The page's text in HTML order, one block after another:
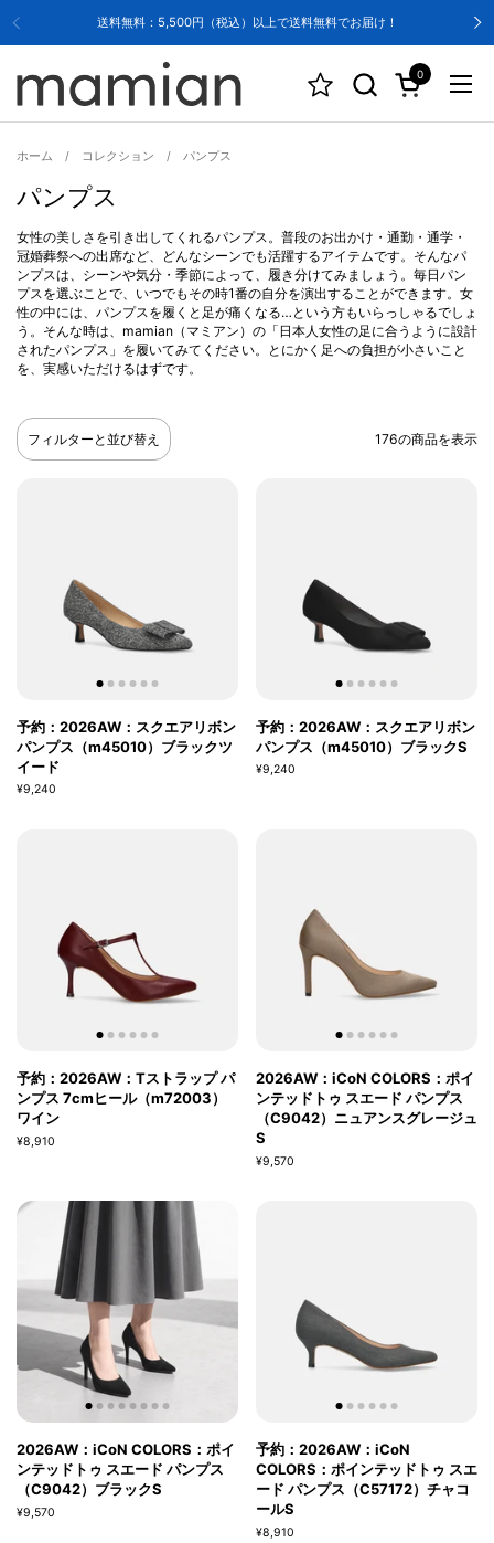
送料無料：5,500円（税込）以上で送料無料でお届け！
カートを開く
0
メニ
ホーム / コレクション / パンプス
パンプス
女性の美しさを引き出してくれるパンプス。普段のお出かけ・通勤・通学・
冠婚葬祭への出席など、どんなシーンでも活躍するアイテムです。そんなパ
ンプスは、シーンや気分・季節によって、履き分けてみましょう。毎日パン
プスを選ぶことで、いつでもその時1番の自分を演出することができます。女
性の中には、パンプスを履くと足が痛くなる…という方もいらっしゃるでしょ
う。そんな時は、mamian（マミアン）の「日本人女性の足に合うように設計
されたパンプス」を履いてみてください。とにかく足への負担が小さいこと
を、実感いただけるはずです。
フィルターと並び替え 176の商品を表示
予約：2026AW：スクエアリボン
パンプス（m45010）ブラックツ
イード
¥9,240
予約：2026AW：スクエアリボン
パンプス（m45010）ブラックS
¥9,240
予約：2026AW：Tストラップ パ
ンプス 7cmヒール（m72003）
ワイン
¥8,910
2026AW：iCoN COLORS：ポイ
ンテッドトゥ スエード パンプス
（C9042）ニュアンスグレージュ
S
¥9,570
2026AW：iCoN COLORS：ポイ
ンテッドトゥ スエード パンプス
（C9042）ブラックS
¥9,570
予約：2026AW：iCoN
COLORS：ポインテッドトゥ スエ
ード パンプス（C57172）チャコ
ールS
¥8,910